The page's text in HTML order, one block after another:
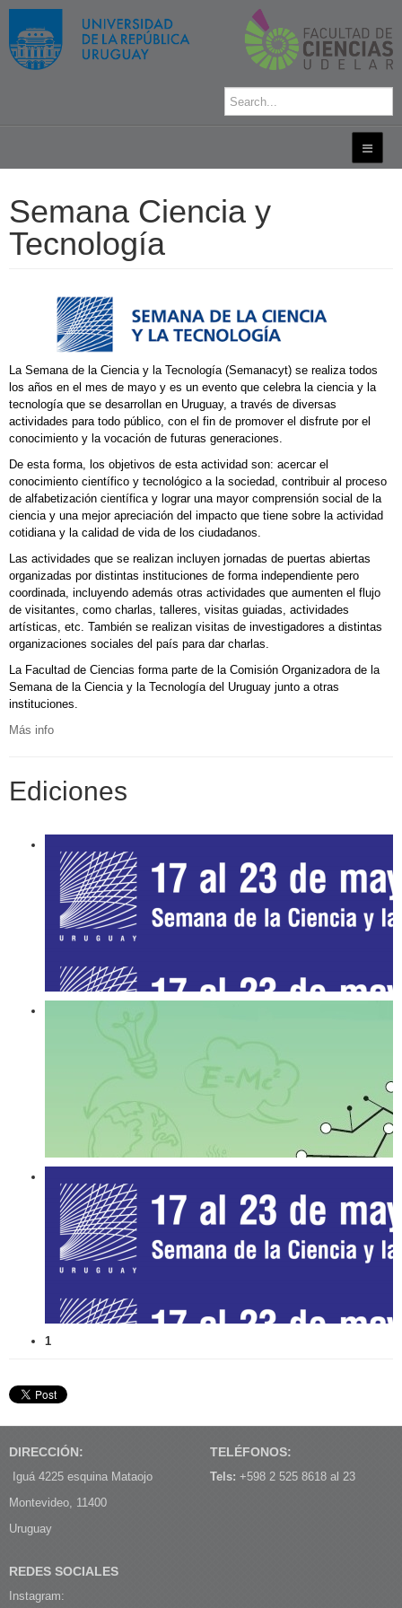
Semana Ciencia y
Tecnología
La Semana de la Ciencia y la Tecnología (Semanacyt) se realiza todos
los años en el mes de mayo y es un evento que celebra la ciencia y la
tecnología que se desarrollan en Uruguay, a través de diversas
actividades para todo público, con el fin de promover el disfrute por el
conocimiento y la vocación de futuras generaciones.
De esta forma, los objetivos de esta actividad son: acercar el
conocimiento científico y tecnológico a la sociedad, contribuir al proceso
de alfabetización científica y lograr una mayor comprensión social de la
ciencia y una mejor apreciación del impacto que tiene sobre la actividad
cotidiana y la calidad de vida de los ciudadanos.
Las actividades que se realizan incluyen jornadas de puertas abiertas
organizadas por distintas instituciones de forma independiente pero
coordinada, incluyendo además otras actividades que aumenten el flujo
de visitantes, como charlas, talleres, visitas guiadas, actividades
artísticas, etc. También se realizan visitas de investigadores a distintas
organizaciones sociales del país para dar charlas.
La Facultad de Ciencias forma parte de la Comisión Organizadora de la
Semana de la Ciencia y la Tecnología del Uruguay junto a otras
instituciones.
Más info
Ediciones
1
DIRECCIÓN:
Iguá 4225 esquina Mataojo
Montevideo, 11400
Uruguay
TELÉFONOS:
Tels: +598 2 525 8618 al 23
REDES SOCIALES
Instagram: